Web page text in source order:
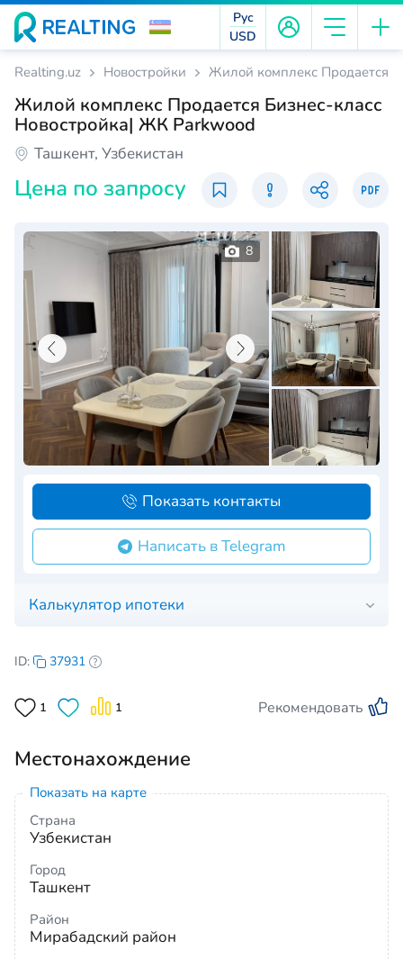
Рус
USD
Realting.uz Новостройки Жилой комплекс Продается
Жилой комплекс Продается Бизнес-класс
Новостройка| ЖК Parkwood
Ташкент, Узбекистан
Цена по запросу
Калькулятор ипотеки
8
Написать в Telegram
Показать контакты
ID: 37931
1 1 Рекомендовать
Местонахождение
Показать на карте
Страна
Узбекистан
Город
Ташкент
Район
Мирабадский район